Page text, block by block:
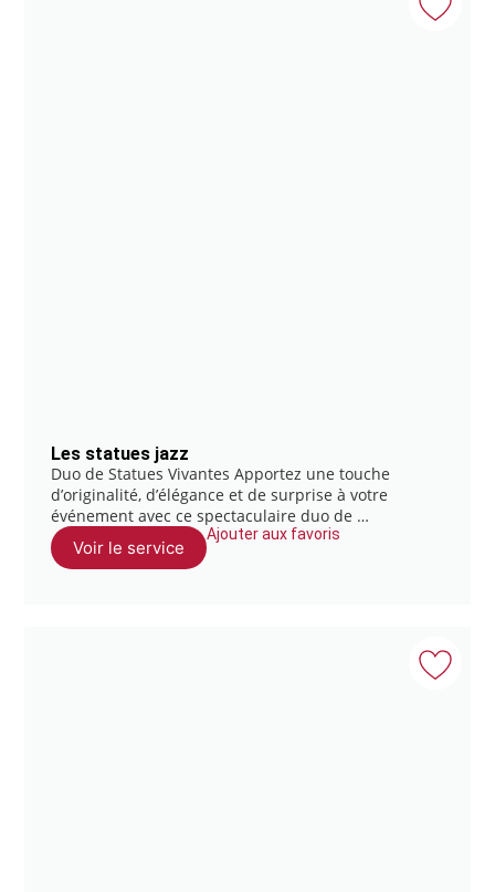
Les statues jazz
Duo de Statues Vivantes Apportez une touche
d’originalité, d’élégance et de surprise à votre
événement avec ce spectaculaire duo de …
Voir le service
Ajouter aux favoris